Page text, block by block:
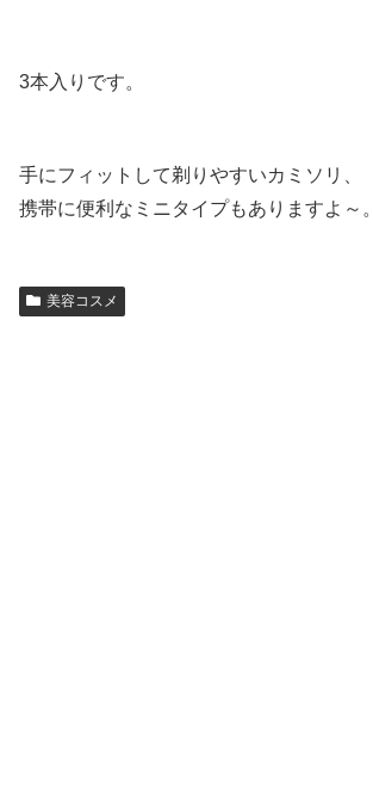
3本入りです。
手にフィットして剃りやすいカミソリ、
携帯に便利なミニタイプもありますよ～。
美容コスメ